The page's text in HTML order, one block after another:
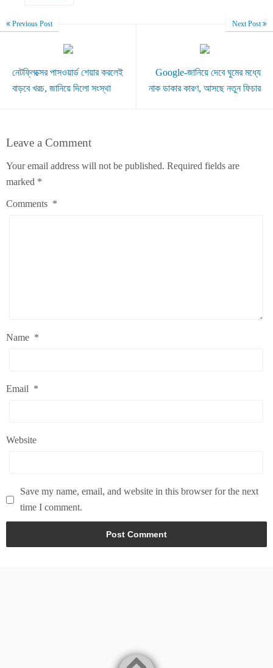
Previous Post
নেটফ্লিক্সের পাসওয়ার্ড শেয়ার করলেই
বাড়বে খরচ, জানিয়ে দিলো সংস্থা
Next Post
Google-জানিয়ে দেবে ঘুমের মধ্যে
নাক ডাকার কারণ, আসছে নতুন ফিচার
Leave a Comment
Your email address will not be published. Required fields are
marked *
Comments *
Name *
Email *
Website
Save my name, email, and website in this browser for the next
time I comment.